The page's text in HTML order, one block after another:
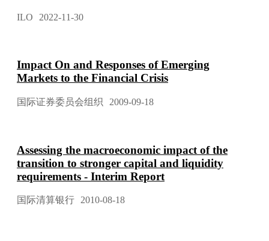
ILO 2022-11-30
Impact On and Responses of Emerging
Markets to the Financial Crisis
国际证券委员会组织 2009-09-18
Assessing the macroeconomic impact of the
transition to stronger capital and liquidity
requirements - Interim Report
国际清算银行 2010-08-18